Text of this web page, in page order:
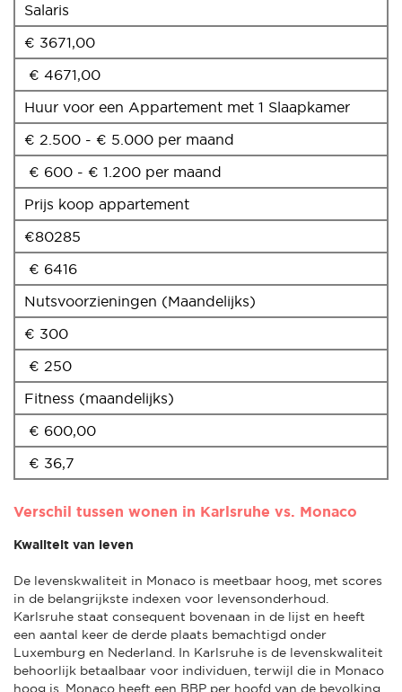
Salaris
€ 3671,00
€ 4671,00
Huur voor een Appartement met 1 Slaapkamer
€ 2.500 - € 5.000 per maand
€ 600 - € 1.200 per maand
Prijs koop appartement
€80285
€ 6416
Nutsvoorzieningen (Maandelijks)
€ 300
€ 250
Fitness (maandelijks)
€ 600,00
€ 36,7
Verschil tussen wonen in Karlsruhe vs. Monaco
Kwaliteit van leven
De levenskwaliteit in Monaco is meetbaar hoog, met scores
in de belangrijkste indexen voor levensonderhoud.
Karlsruhe staat consequent bovenaan in de lijst en heeft
een aantal keer de derde plaats bemachtigd onder
Luxemburg en Nederland. In Karlsruhe is de levenskwaliteit
behoorlijk betaalbaar voor individuen, terwijl die in Monaco
hoog is. Monaco heeft een BBP per hoofd van de bevolking